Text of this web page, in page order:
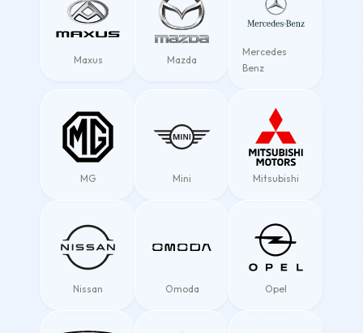
Maxus Mazda
Mercedes
Benz
MG Mini Mitsubishi
Nissan Omoda Opel